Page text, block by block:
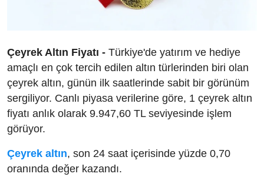
Çeyrek Altın Fiyatı - Türkiye'de yatırım ve hediye
amaçlı en çok tercih edilen altın türlerinden biri olan
çeyrek altın, günün ilk saatlerinde sabit bir görünüm
sergiliyor. Canlı piyasa verilerine göre, 1 çeyrek altın
fiyatı anlık olarak 9.947,60 TL seviyesinde işlem
görüyor.
Çeyrek altın, son 24 saat içerisinde yüzde 0,70
oranında değer kazandı.